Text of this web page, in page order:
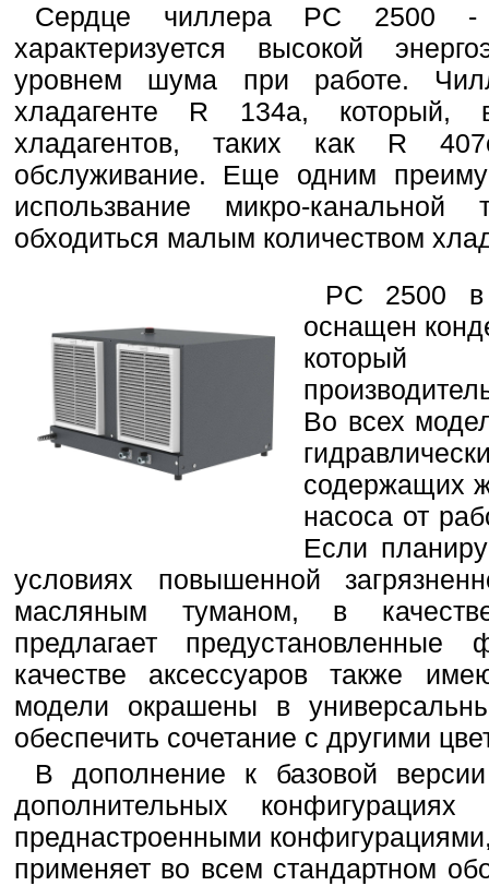
Сердце чиллера PC 2500 -
характеризуется высокой
уровнем шума при работе.
хладагенте R 134a,
хладагентов, таких как R
обслуживание. Еще одним
использвание микро-канальной
обходиться малым количеством
PC 2500 в
оснащен
который
Во всех
содержащих
насоса от
Если
условиях повышенной
масляным туманом, в
предлагает
качестве аксессуаров также
модели окрашены в
обеспечить сочетание с другими
В дополнение к базовой
дополнительных
преднастроенными
применяет во всем стандартном